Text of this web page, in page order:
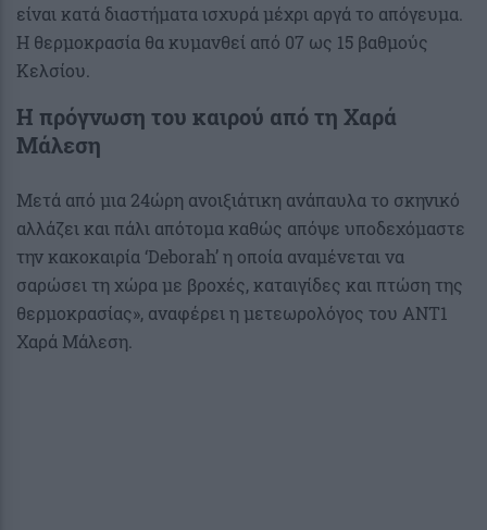
είναι κατά διαστήματα ισχυρά μέχρι αργά το απόγευμα.
Η θερμοκρασία θα κυμανθεί από 07 ως 15 βαθμούς
Κελσίου.
Η πρόγνωση του καιρού από τη Χαρά
Μάλεση
Μετά από μια 24ώρη ανοιξιάτικη ανάπαυλα το σκηνικό
αλλάζει και πάλι απότομα καθώς απόψε υποδεχόμαστε
την κακοκαιρία ‘Deborah’ η οποία αναμένεται να
σαρώσει τη χώρα με βροχές, καταιγίδες και πτώση της
θερμοκρασίας», αναφέρει η μετεωρολόγος του ANT1
Χαρά Μάλεση.